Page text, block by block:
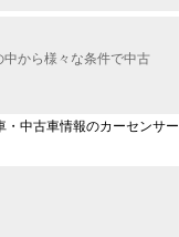
から様々な条件で中古
中古車情報のカーセンサー